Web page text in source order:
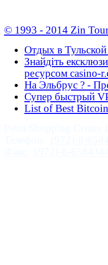
© 1993 - 2014 Zin
Отдых в Тульской
Знайдіть
ресурсом casino-
На Эльбрус ? -
Супер быстрый
List of Best